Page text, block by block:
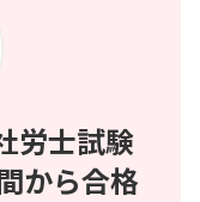
労士試験
から合格